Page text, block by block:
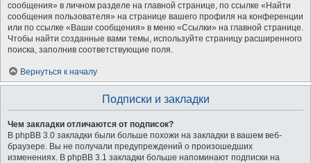
сообщения» в личном разделе на главной странице, по ссылке «Найти
сообщения пользователя» на странице вашего профиля на конференции
или по ссылке «Ваши сообщения» в меню «Ссылки» на главной странице.
Чтобы найти созданные вами темы, используйте страницу расширенного
поиска, заполнив соответствующие поля.
Вернуться к началу
Подписки и закладки
Чем закладки отличаются от подписок?
В phpBB 3.0 закладки были больше похожи на закладки в вашем веб-
браузере. Вы не получали предупреждений о произошедших
изменениях. В phpBB 3.1 закладки больше напоминают подписки на